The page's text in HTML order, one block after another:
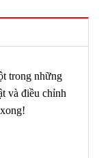
trong những
và điều chỉnh